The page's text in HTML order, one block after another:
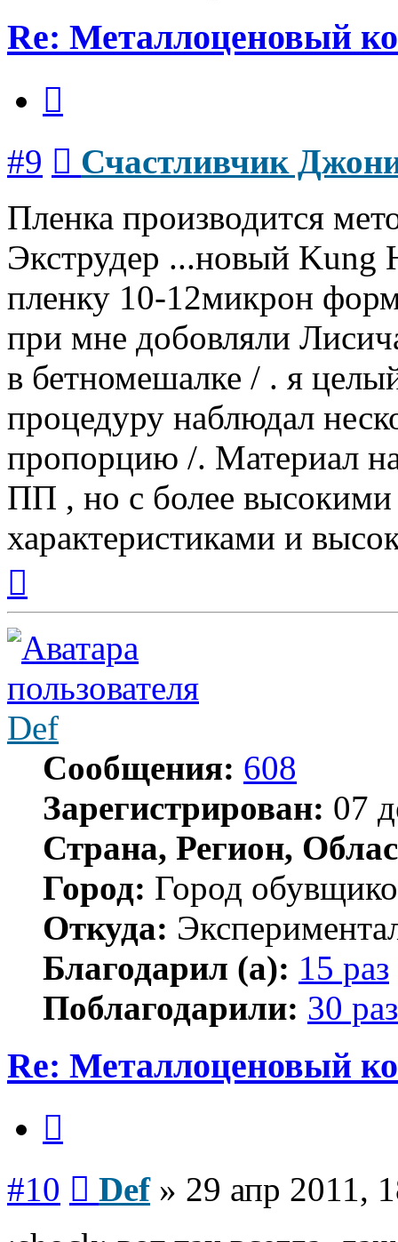
Re: Металлоценовый
#9
Счастливчик
Пленка производится
Экструдер ...новый Kung
пленку 10-12микрон
при мне добовляли
в бетномешалке / . я
процедуру наблюдал
пропорцию /. Материал
ПП , но с более
характеристиками и
началу
Def
Сообщения: 608
Зарегистрирован: 07
Страна, Регион,
Город: Город
Откуда:
Благодарил (а): 15 раз
Поблагодарили: 30 раз
Re: Металлоценовый
#10 Def» 29 апр 2011,